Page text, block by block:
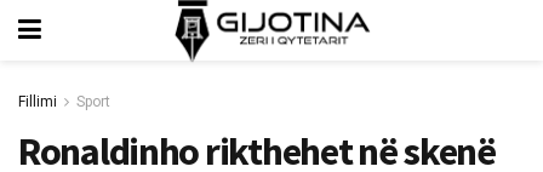
Fillimi Sport
Ronaldinho rikthehet në skenë